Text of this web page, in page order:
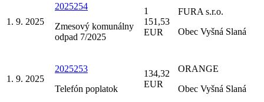
1. 9. 2025
2025254
Zmesový komunálny
odpad 7/2025
1
151,53
EUR
FURA s.r.o.
Obec Vyšná Slaná
1. 9. 2025
2025253
Telefón poplatok
134,32
EUR
ORANGE
Obec Vyšná Slaná